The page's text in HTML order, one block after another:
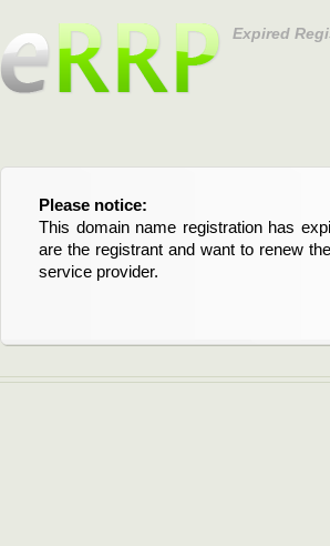
Expired
Please notice:
This domain name registration has
are the registrant and want to renew
service provider.
Bitte beachten Sie:
Diese Domainregistrierung ist
Domain stehen an. Wenn Sie der
verlängern möchten, kontaktieren Sie